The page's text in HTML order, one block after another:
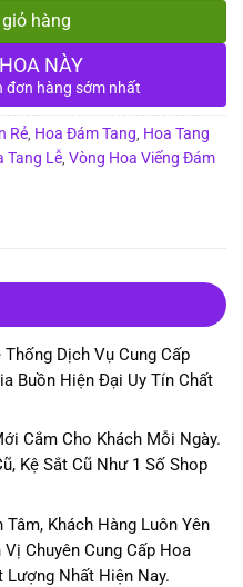
hàng
NÀY
đơn hàng sớm nhất
Rẻ Hoa Đám Tang Hoa Tang
Tang Lễ Vòng Hoa Viếng Đám
Dịch Vụ Cung Cấp
Buồn Hiện Đại Uy Tín Chất
Cắm Cho Khách Mỗi Ngày.
Kệ Sắt Cũ Như 1 Số Shop
Khách Hàng Luôn Yên
Chuyên Cung Cấp Hoa
Lượng Nhất Hiện Nay.